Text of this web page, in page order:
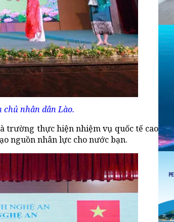
chủ nhân dân Lào.
trường thực hiện nhiệm vụ quốc tế cao
nguồn nhân lực cho nước bạn.